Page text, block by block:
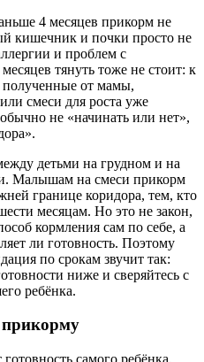
4 месяцев прикорм не
кишечник и почки просто не
и проблем с
тянуть тоже не стоит: к
полученные от мамы,
смеси для роста уже
не «начинать или нет»,
детьми на грудном и на
Малышам на смеси прикорм
границе коридора, тем, кто
месяцам. Но это не закон,
кормления сам по себе, а
ли готовность. Поэтому
по срокам звучит так:
ниже и сверяйтесь с
ребёнка.
прикорму
самого ребёнка.